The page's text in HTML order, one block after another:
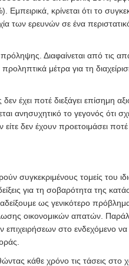
κρίνεται ότι το
των ερευνών σε ένα
Διαφαίνεται από τις
μέτρα για τη
έχει ποτέ διεξάγει επίσημη
ανησυχητικό το γεγονός ότι
δεν έχουν προετοιμάσει ποτέ
συγκεκριμένους τομείς του
για τη σοβαρότητα της
ως γενικότερο
οικονομικών απατών.
στο ενδεχόμενο να
κάθε χρόνο τις τάσεις στο